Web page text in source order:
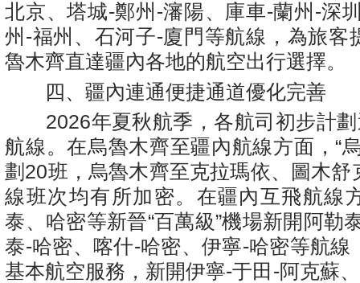
北京、塔城-鄭州-瀋陽、庫車-蘭州-深
州-福州、石河子-廈門等航線，為旅客
魯木齊直達疆內各地的航空出行選擇。
四、疆內連通便捷通道優化完善
2026年夏秋航季，各航司初步計劃
航線。在烏魯木齊至疆內航線方面，“
劃20班，烏魯木齊至克拉瑪依、圖木舒
線班次均有所加密。在疆內互飛航線
泰、哈密等新晉“百萬級”機場新開阿勒
泰-哈密、喀什-哈密、伊寧-哈密等航線
基本航空服務，新開伊寧-于田-阿克蘇